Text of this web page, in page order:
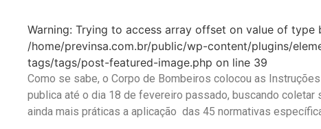
Warning: Trying to access array offset on value of type
/home/previnsa.com.br/public/wp-content/plugins/
tags/tags/post-featured-image.php on line 39
Como se sabe, o Corpo de Bombeiros colocou as
publica até o dia 18 de fevereiro passado, buscando coletar
ainda mais práticas a aplicação das 45 normativas